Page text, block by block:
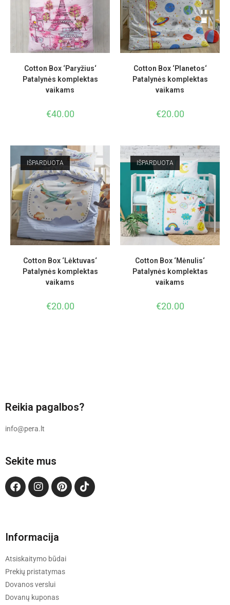
Cotton Box ‘Paryžius‘
Patalynės komplektas
vaikams
€40.00
Cotton Box ‘Planetos‘
Patalynės komplektas
vaikams
€20.00
IŠPARDUOTA
Cotton Box ‘Lėktuvas‘
Patalynės komplektas
vaikams
€20.00
IŠPARDUOTA
Cotton Box ‘Mėnulis‘
Patalynės komplektas
vaikams
€20.00
Reikia pagalbos?
info@pera.lt
Sekite mus
Informacija
Atsiskaitymo būdai
Prekių pristatymas
Dovanos verslui
Dovanų kuponas